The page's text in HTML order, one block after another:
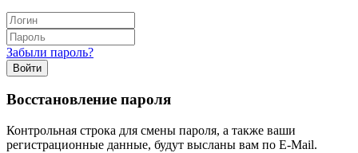
Забыли пароль?
Войти
Восстановление пароля
Контрольная строка для смены пароля, а также ваши
регистрационные данные, будут высланы вам по E-Mail.